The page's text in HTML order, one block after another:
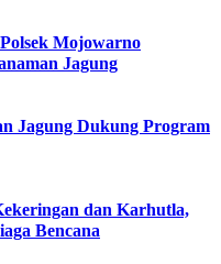
Mojowarno
Jagung
Jagung Dukung Program
dan Karhutla,
Bencana